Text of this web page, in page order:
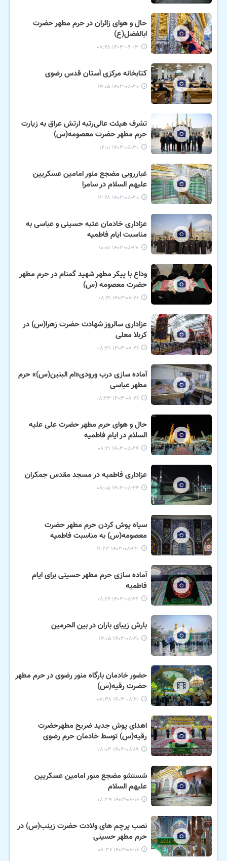
حال و هوای زائران در حرم مطهر حضرت
ابالفضل(ع)
۱۴۰۳-۰۹-۰۳ ۰۸:۴۸
کتابخانه مرکزی آستان قدس رضوی
۱۴۰۳-۰۸-۳۰ ۱۴:۰۵
تشرف هیئت عالی‌رتبه ارتش عراق به زیارت
حرم مطهر حضرت معصومه(س)
۱۴۰۳-۰۸-۳۰ ۱۴:۰۱
غبارروبی مضجع منور امامین عسکریین
علیهم السلام در سامرا
۱۴۰۳-۰۸-۳۰ ۱۲:۲۸
عزاداری خادمان عتبه حسینی و عباسی به
مناسبت ایام فاطمیه
۱۴۰۳-۰۸-۲۸ ۱۰:۰۷
وداع با پیکر مطهر شهید گمنام در حرم مطهر
حضرت معصومه (س)
۱۴۰۳-۰۸-۲۶ ۰۸:۴۱
عزاداری سالروز شهادت حضرت زهرا(س) در
کربلا معلی
۱۴۰۳-۰۸-۲۶ ۰۸:۳۱
آماده سازی درب ورودی«ام البنین(س)» حرم
مطهر عباسی
۱۴۰۳-۰۸-۲۶ ۰۸:۲۳
حال و هوای حرم مطهر حضرت علی علیه
السلام در ایام فاطمیه
۱۴۰۳-۰۸-۲۴ ۰۸:۲۱
عزاداری فاطمیه در مسجد مقدس جمکران
۱۴۰۳-۰۸-۲۴ ۰۸:۰۵
سیاه پوش کردن حرم مطهر حضرت
معصومه(س) به مناسبت فاطمیه
۱۴۰۳-۰۸-۲۳ ۱۱:۲۳
آماده سازی حرم مطهر حسینی برای ایام
فاطمیه
۱۴۰۳-۰۸-۲۲ ۰۸:۲۶
بارش زیبای باران در بین الحرمین
۱۴۰۳-۰۸-۲۰ ۱۴:۰۵
حضور خادمان بارگاه منور رضوی در حرم مطهر
حضرت رقیه(س)
۱۴۰۳-۰۸-۲۰ ۰۸:۳۸
اهدای پوش جدید ضریح مطهرحضرت
رقیه(س) توسط خادمان حرم رضوی
۱۴۰۳-۰۸-۱۹ ۰۸:۰۳
شستشو مضجع منور امامین عسکریین
علیهم السلام
۱۴۰۳-۰۸-۱۶ ۰۸:۳۹
نصب پرچم های ولادت حضرت زینب(س) در
حرم مطهر حسینی
۱۴۰۳-۰۸-۱۶ ۰۸:۳۶